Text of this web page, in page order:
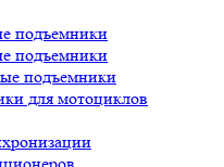
подъемники
подъемники
подъемники
для мотоциклов